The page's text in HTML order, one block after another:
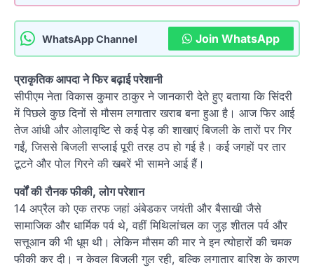
WhatsApp Channel Join WhatsApp
प्राकृतिक आपदा ने फिर बढ़ाई परेशानी
सीपीएम नेता विकास कुमार ठाकुर ने जानकारी देते हुए बताया कि सिंदरी
में पिछले कुछ दिनों से मौसम लगातार खराब बना हुआ है। आज फिर आई
तेज आंधी और ओलावृष्टि से कई पेड़ की शाखाएं बिजली के तारों पर गिर
गईं, जिससे बिजली सप्लाई पूरी तरह ठप हो गई है। कई जगहों पर तार
टूटने और पोल गिरने की खबरें भी सामने आई हैं।
पर्वों की रौनक फीकी, लोग परेशान
14 अप्रैल को एक तरफ जहां अंबेडकर जयंती और बैसाखी जैसे
सामाजिक और धार्मिक पर्व थे, वहीं मिथिलांचल का जुड़ शीतल पर्व और
सत्तूआन की भी धूम थी। लेकिन मौसम की मार ने इन त्योहारों की चमक
फीकी कर दी। न केवल बिजली गुल रही, बल्कि लगातार बारिश के कारण